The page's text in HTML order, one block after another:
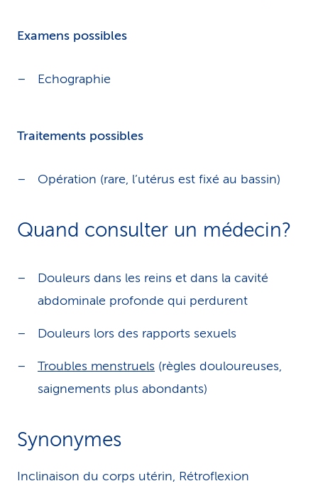
Examens possibles
Echographie
Traitements possibles
Opération (rare, l’utérus est fixé au bassin)
Quand consulter un médecin?
Douleurs dans les reins et dans la cavité
abdominale profonde qui perdurent
Douleurs lors des rapports sexuels
Troubles menstruels (règles douloureuses,
saignements plus abondants)
Synonymes
Inclinaison du corps utérin, Rétroflexion